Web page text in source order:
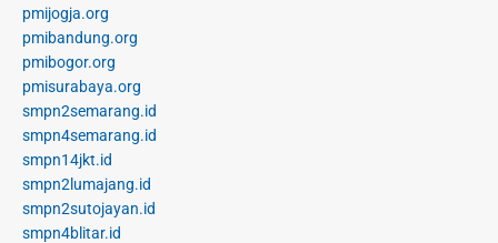
pmijogja.org
pmibandung.org
pmibogor.org
pmisurabaya.org
smpn2semarang.id
smpn4semarang.id
smpn14jkt.id
smpn2lumajang.id
smpn2sutojayan.id
smpn4blitar.id